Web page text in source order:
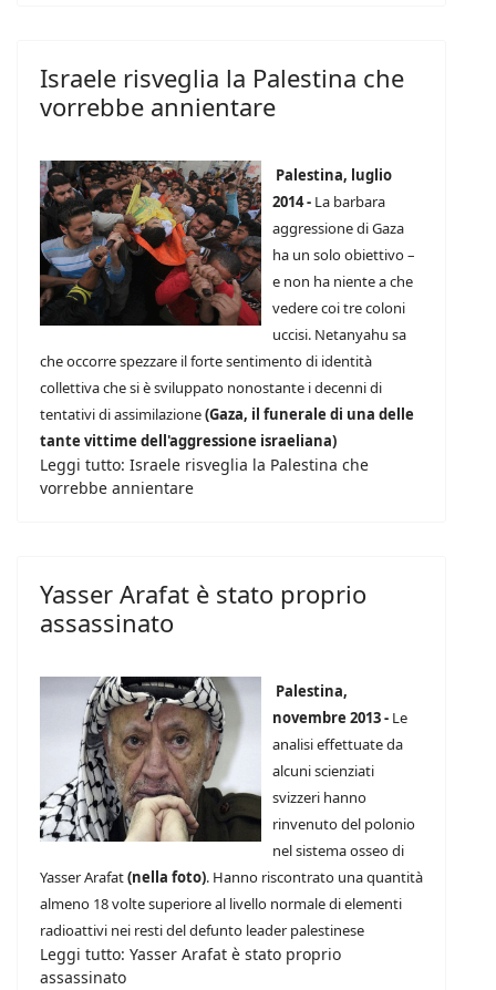
Israele risveglia la Palestina che
vorrebbe annientare
Palestina, luglio
2014 - La barbara
aggressione di Gaza
ha un solo obiettivo –
e non ha niente a che
vedere coi tre coloni
uccisi. Netanyahu sa
che occorre spezzare il forte sentimento di identità
collettiva che si è sviluppato nonostante i decenni di
tentativi di assimilazione(Gaza, il funerale di una delle
tante vittime dell'aggressione israeliana)
Leggi tutto: Israele risveglia la Palestina che
vorrebbe annientare
Yasser Arafat è stato proprio
assassinato
Palestina,
novembre 2013 - Le
analisi effettuate da
alcuni scienziati
svizzeri hanno
rinvenuto del polonio
nel sistema osseo di
Yasser Arafat(nella foto). Hanno riscontrato una quantità
almeno 18 volte superiore al livello normale di elementi
radioattivi nei resti del defunto leader palestinese
Leggi tutto: Yasser Arafat è stato proprio
assassinato